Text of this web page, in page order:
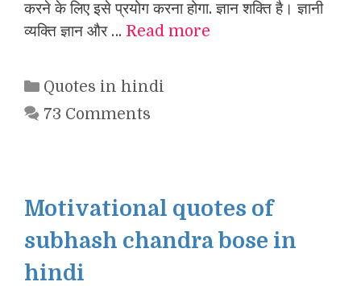
करने के लिए इसे प्रयोग करना होगा. ज्ञान शक्ति है। ज्ञानी
व्यक्ति ज्ञान और … Read more
Categories
Quotes in hindi
73 Comments
Motivational quotes of
subhash chandra bose in
hindi